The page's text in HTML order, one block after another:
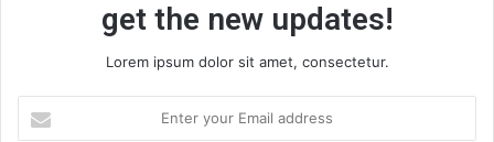
get the new updates!
Lorem ipsum dolor sit amet, consectetur.
your